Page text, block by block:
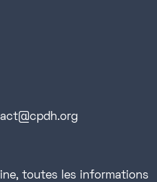
toutes les informations